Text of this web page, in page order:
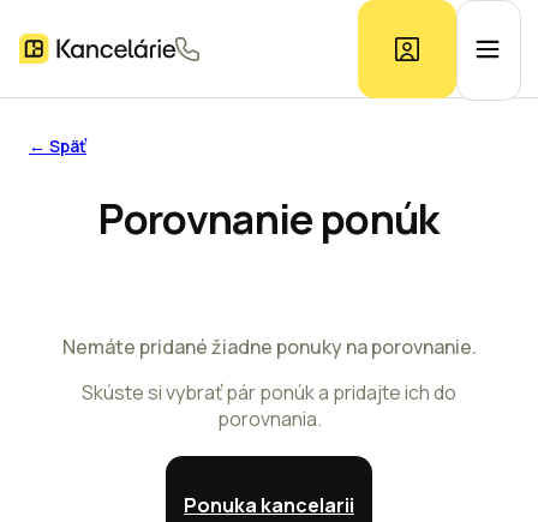
Prieskum trhu
Kontakt
← Späť
Porovnanie ponúk
Nemáte pridané žiadne ponuky na porovnanie.
Skúste si vybrať pár ponúk a pridajte ich do
porovnania.
Ponuka kancelarii